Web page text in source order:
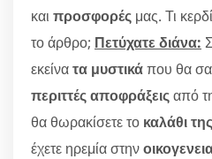
και προσφορές μας. Τι
το άρθρο; Πετύχατε διάνα:
εκείνατα μυστικάπου θα
περιττές αποφράξειςαπό
θα θωρακίσετε το καλάθι
έχετε ηρεμία στην